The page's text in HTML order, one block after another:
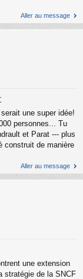
Aller au message
une super idée!
personnes... Tu
et Parat --- plus
construit de manière
Aller au message
une extension
stratégie de la SNCF